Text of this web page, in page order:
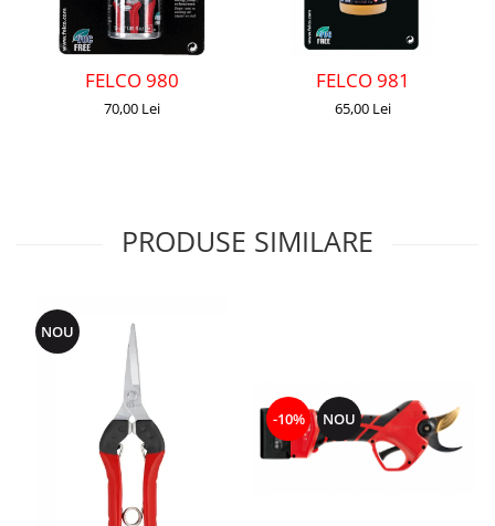
FELCO 980
70,00 Lei
FELCO 981
65,00 Lei
PRODUSE SIMILARE
NOU
-10% NOU